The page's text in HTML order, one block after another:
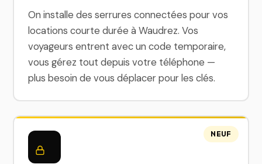
On installe des serrures connectées pour vos
locations courte durée à Waudrez. Vos
voyageurs entrent avec un code temporaire,
vous gérez tout depuis votre téléphone —
plus besoin de vous déplacer pour les clés.
NEUF